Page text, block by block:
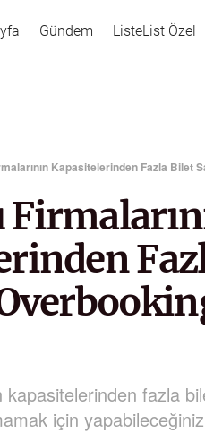
Gündem ListeList Özel
Kapasitelerinden Fazla Bilet
kapasitelerinden fazla
için